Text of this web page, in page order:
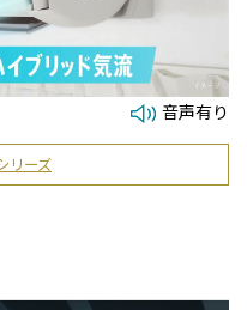
音声有り
リーズ